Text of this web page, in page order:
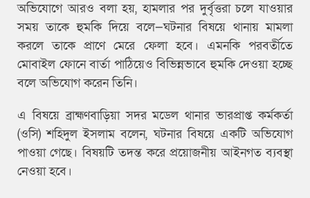
অভিযোগে আরও বলা হয়, হামলার পর দুর্বৃত্তরা চলে যাওয়ার
সময় তাকে হুমকি দিয়ে বলে—ঘটনার বিষয়ে থানায় মামলা
করলে তাকে প্রাণে মেরে ফেলা হবে। এমনকি পরবর্তীতে
মোবাইল ফোনে বার্তা পাঠিয়েও বিভিন্নভাবে হুমকি দেওয়া হচ্ছে
বলে অভিযোগ করেন তিনি।
এ বিষয়ে ব্রাহ্মণবাড়িয়া সদর মডেল থানার ভারপ্রাপ্ত কর্মকর্তা
(ওসি) শহিদুল ইসলাম বলেন, ঘটনার বিষয়ে একটি অভিযোগ
পাওয়া গেছে। বিষয়টি তদন্ত করে প্রয়োজনীয় আইনগত ব্যবস্থা
নেওয়া হবে।